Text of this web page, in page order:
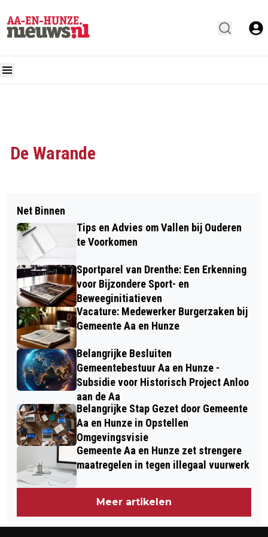
De Warande
Net Binnen
Tips en Advies om Vallen bij Ouderen
te Voorkomen
Sportparel van Drenthe: Een Erkenning
voor Bijzondere Sport- en
Beweeginitiatieven
Vacature: Medewerker Burgerzaken bij
Gemeente Aa en Hunze
Belangrijke Besluiten
Gemeentebestuur Aa en Hunze -
Subsidie voor Historisch Project Anloo
aan de Aa
Belangrijke Stap Gezet door Gemeente
Aa en Hunze in Opstellen
Omgevingsvisie
Gemeente Aa en Hunze zet strengere
maatregelen in tegen illegaal vuurwerk
Meer artikelen